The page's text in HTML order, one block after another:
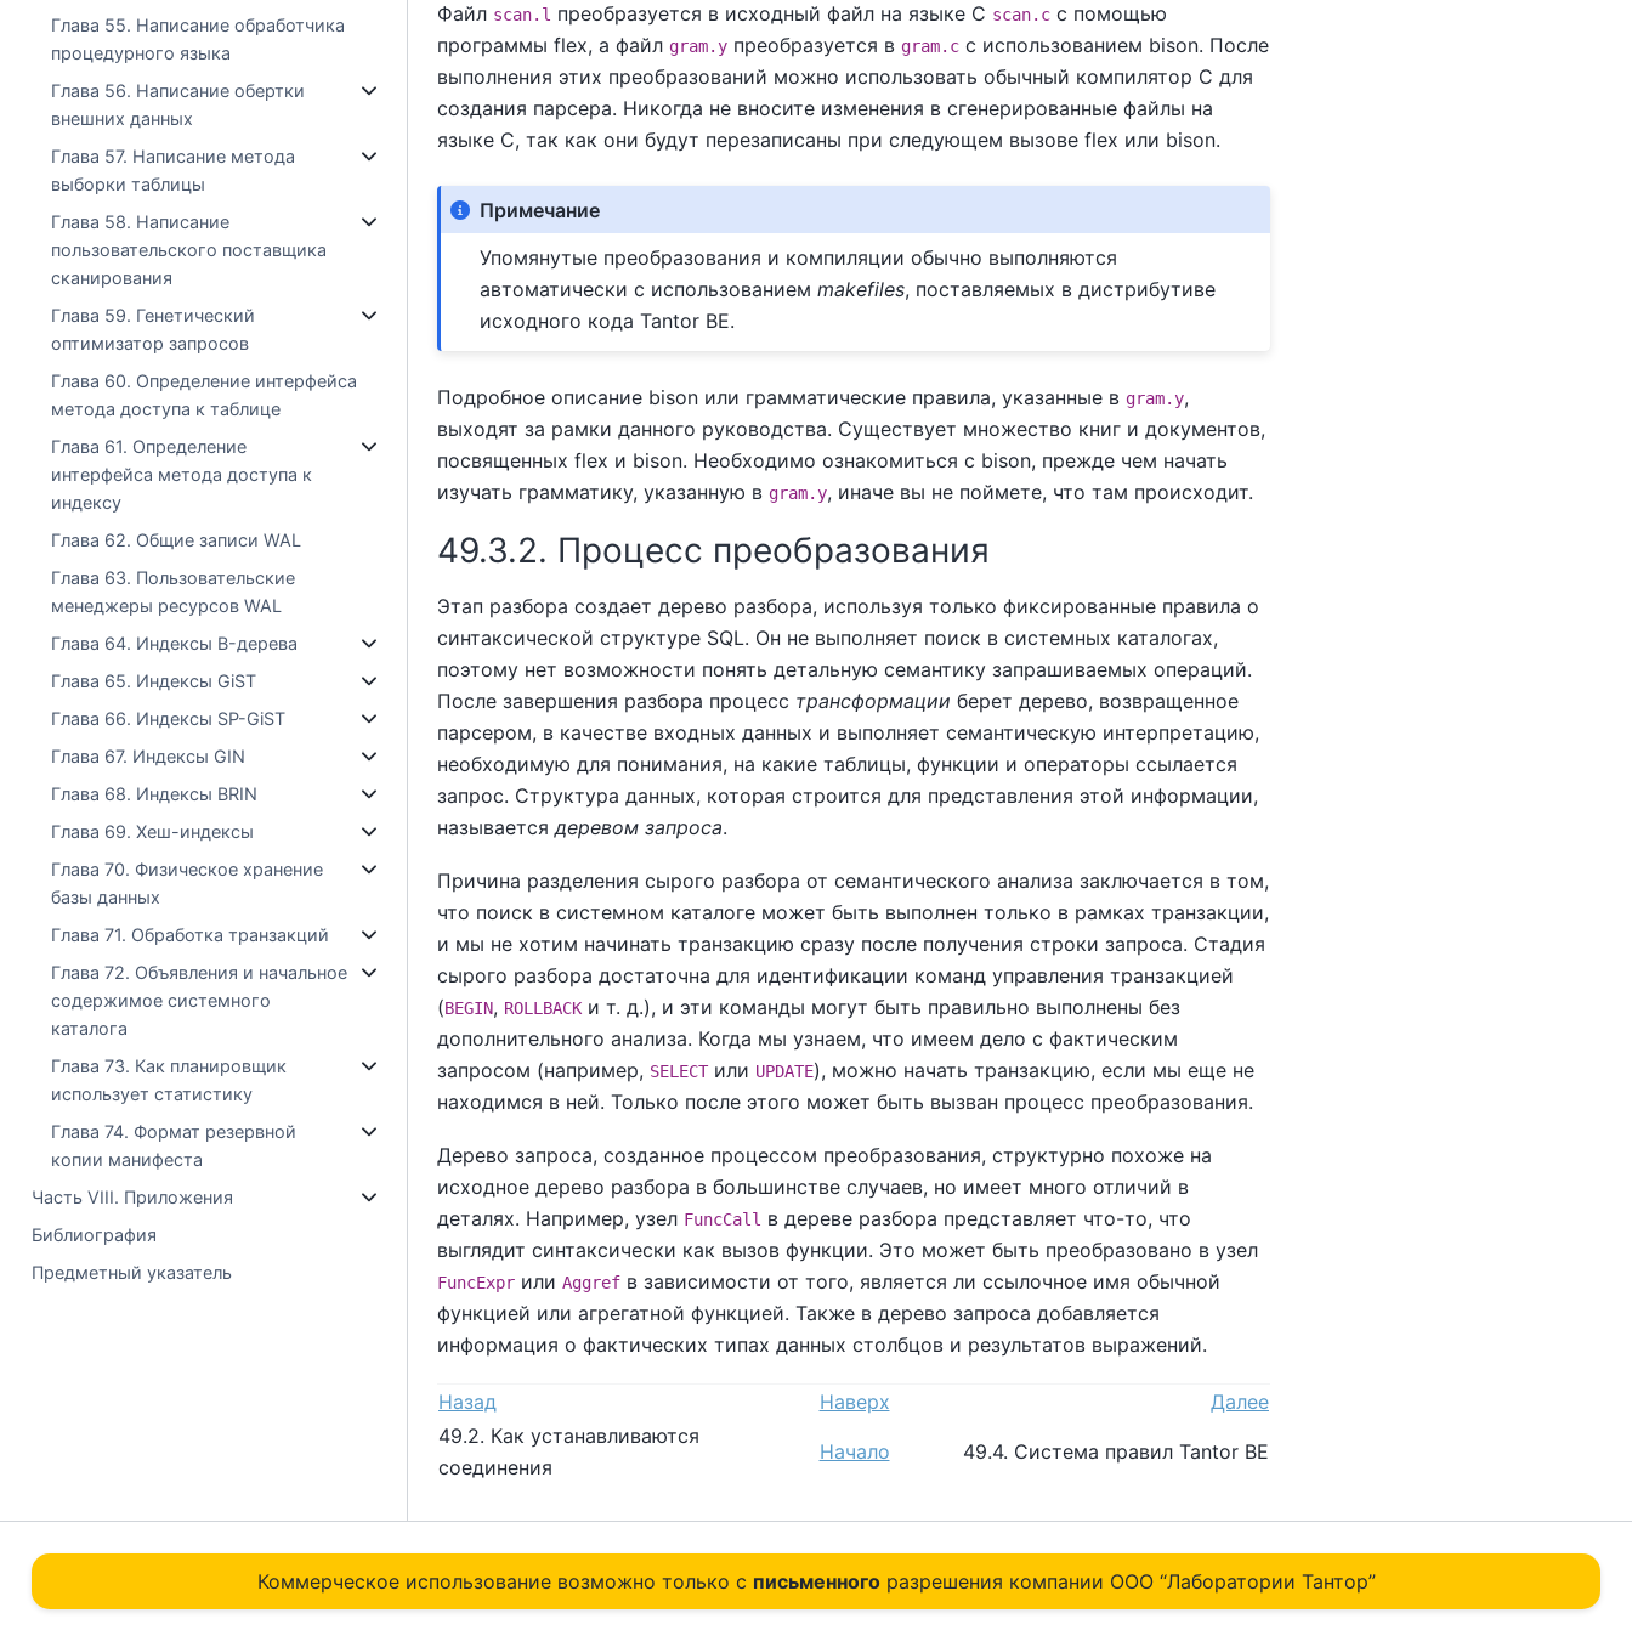
Глава 55. Написание обработчика
процедурного языка
Глава 56. Написание обертки
внешних данных
Глава 57. Написание метода
выборки таблицы
Глава 58. Написание
пользовательского поставщика
сканирования
Глава 59. Генетический
оптимизатор запросов
Глава 60. Определение интерфейса
метода доступа к таблице
Глава 61. Определение
интерфейса метода доступа к
индексу
Глава 62. Общие записи WAL
Глава 63. Пользовательские
менеджеры ресурсов WAL
Глава 64. Индексы B-дерева
Глава 65. Индексы GiST
Глава 66. Индексы SP-GiST
Глава 67. Индексы GIN
Глава 68. Индексы BRIN
Глава 69. Хеш-индексы
Глава 70. Физическое хранение
базы данных
Глава 71. Обработка транзакций
Глава 72. Объявления и начальное
содержимое системного
каталога
Глава 73. Как планировщик
использует статистику
Глава 74. Формат резервной
копии манифеста
Часть VIII. Приложения
Библиография
Предметный указатель
Файл scan.l преобразуется в исходный файл на языке C scan.c с помощью
программы flex, а файл gram.y преобразуется в gram.c с использованием bison. После
выполнения этих преобразований можно использовать обычный компилятор C для
создания парсера. Никогда не вносите изменения в сгенерированные файлы на
языке C, так как они будут перезаписаны при следующем вызове flex или bison.
Примечание
Упомянутые преобразования и компиляции обычно выполняются
автоматически с использованиемmakefiles, поставляемых в дистрибутиве
исходного кодаTantor BE.
Подробное описание bison или грамматические правила, указанные в gram.y,
выходят за рамки данного руководства. Существует множество книг и документов,
посвященных flex и bison. Необходимо ознакомиться с bison, прежде чем начать
изучать грамматику, указанную в gram.y, иначе вы не поймете, что там происходит.
49.3.2. Процесс преобразования
Этап разбора создает дерево разбора, используя только фиксированные правила о
синтаксической структуре SQL. Он не выполняет поиск в системных каталогах,
поэтому нет возможности понять детальную семантику запрашиваемых операций.
После завершения разбора процесс трансформации берет дерево, возвращенное
парсером, в качестве входных данных и выполняет семантическую интерпретацию,
необходимую для понимания, на какие таблицы, функции и операторы ссылается
запрос. Структура данных, которая строится для представления этой информации,
называется деревом запроса.
Причина разделения сырого разбора от семантического анализа заключается в том,
что поиск в системном каталоге может быть выполнен только в рамках транзакции,
и мы не хотим начинать транзакцию сразу после получения строки запроса. Стадия
сырого разбора достаточна для идентификации команд управления транзакцией
(BEGIN, ROLLBACK и т. д.), и эти команды могут быть правильно выполнены без
дополнительного анализа. Когда мы узнаем, что имеем дело с фактическим
запросом (например, SELECTили UPDATE), можно начать транзакцию, если мы еще не
находимся в ней. Только после этого может быть вызван процесс преобразования.
Дерево запроса, созданное процессом преобразования, структурно похоже на
исходное дерево разбора в большинстве случаев, но имеет много отличий в
деталях. Например, узел FuncCall в дереве разбора представляет что-то, что
выглядит синтаксически как вызов функции. Это может быть преобразовано в узел
FuncExpr или Aggref в зависимости от того, является ли ссылочное имя обычной
функцией или агрегатной функцией. Также в дерево запроса добавляется
информация о фактических типах данных столбцов и результатов выражений.
Назад Наверх
Далее
49.2. Как устанавливаются
соединения
Начало 49.4. Система правил Tantor BE
Коммерческое использование возможно только с письменногоразрешения компании ОOO “Лаборатории Тантор”